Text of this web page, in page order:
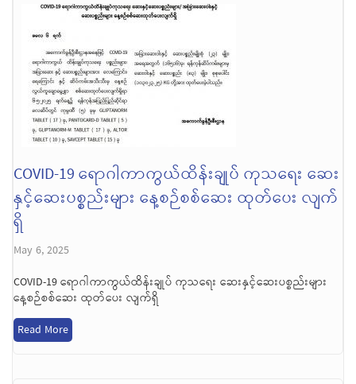
COVID-19 ရောဂါကာကွယ်ထိန်းချုပ် ကုသရေး ဆေး
နှင့်ဆေးပစ္စည်းများ နေ့စဉ်စစ်ဆေး ထုတ်ပေး လျက်
ရှိ
May 6, 2025
COVID-19 ရောဂါကာကွယ်ထိန်းချုပ် ကုသရေး ဆေးနှင့်ဆေးပစ္စည်းများ
နေ့စဉ်စစ်ဆေး ထုတ်ပေး လျက်ရှိ
Read More